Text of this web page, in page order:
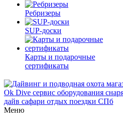
Ребризеры
SUP-доски
Карты и подарочные
сертификаты
Меню